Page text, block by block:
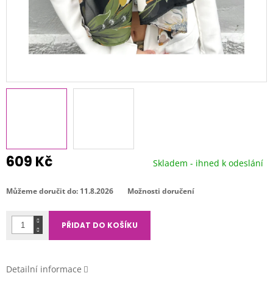
609 Kč
cena:
Skladem - ihned k odeslání
Můžeme doručit do: 11.8.2026 Možnosti doručení
PŘIDAT DO KOŠÍKU
Detailní informace